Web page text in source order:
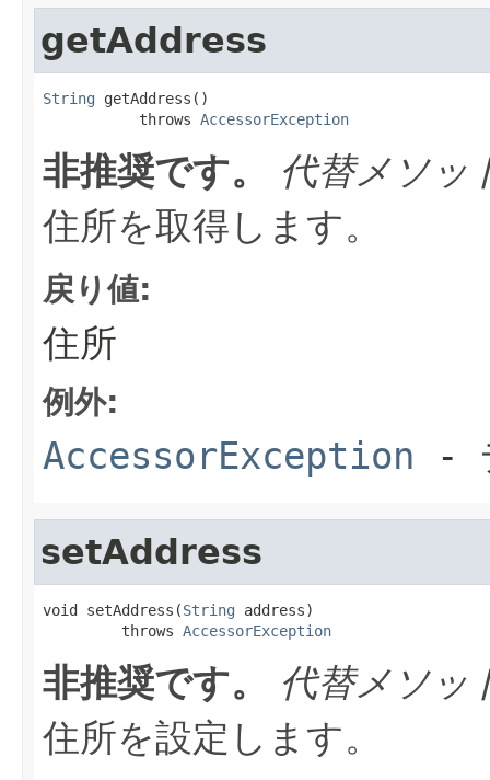
getAddress
String getAddress()
           throws
AccessorException
非推奨です。
代替メソッ
住所を取得します。
戻り値:
住所
例外:
AccessorException -
setAddress
void setAddress(String address)
         throws
AccessorException
非推奨です。
代替メソッ
住所を設定します。